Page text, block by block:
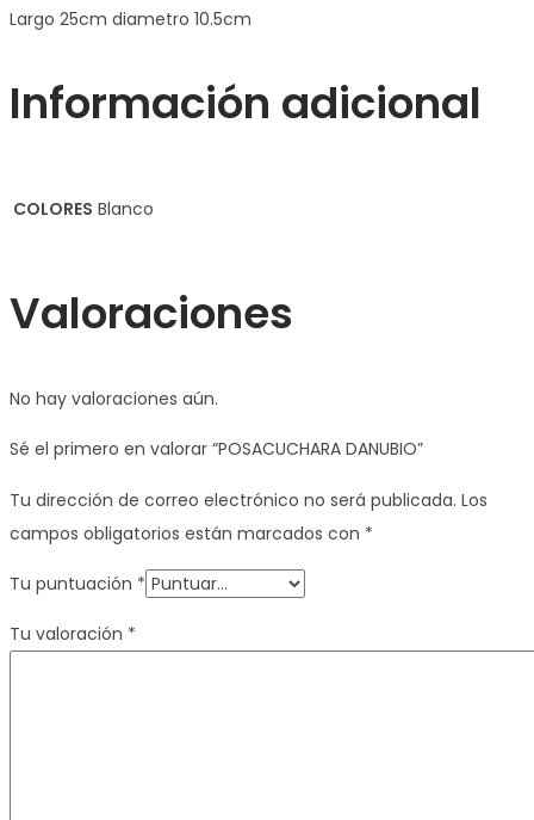
Largo 25cm diametro 10.5cm
Información adicional
COLORES Blanco
Valoraciones
No hay valoraciones aún.
Sé el primero en valorar “POSACUCHARA DANUBIO”
Tu dirección de correo electrónico no será publicada. Los
campos obligatorios están marcados con *
Tu puntuación *
Tu valoración *